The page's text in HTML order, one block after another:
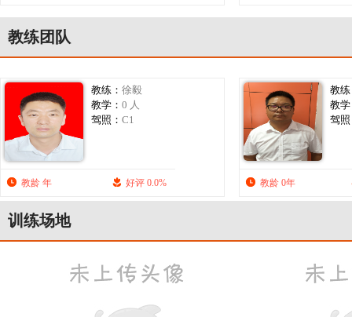
教练团队
教练： 徐毅
教学： 0 人
驾照： C1
教龄 年 好评 0.0%
教
教
驾
教龄 0年
训练场地